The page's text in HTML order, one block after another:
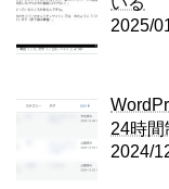
2025/
24時間
2024/